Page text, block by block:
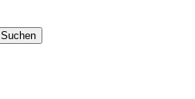
Suchen